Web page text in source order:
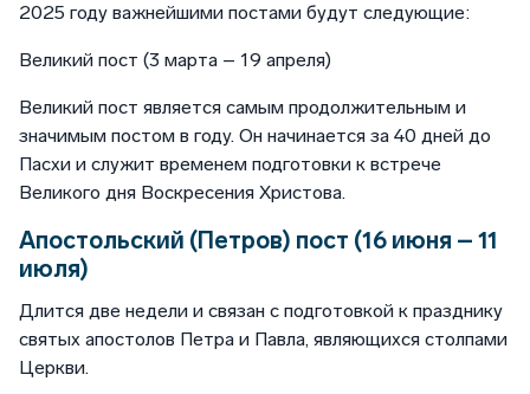
2025 году важнейшими постами будут следующие:
Великий пост (3 марта – 19 апреля)
Великий пост является самым продолжительным и
значимым постом в году. Он начинается за 40 дней до
Пасхи и служит временем подготовки к встрече
Великого дня Воскресения Христова.
Апостольский (Петров) пост (16 июня – 11
июля)
Длится две недели и связан с подготовкой к празднику
святых апостолов Петра и Павла, являющихся столпами
Церкви.